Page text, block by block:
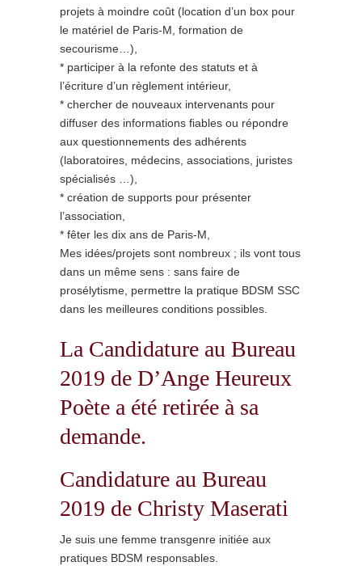
projets à moindre coût (location d’un box pour
le matériel de Paris-M, formation de
secourisme…),
* participer à la refonte des statuts et à
l’écriture d’un règlement intérieur,
* chercher de nouveaux intervenants pour
diffuser des informations fiables ou répondre
aux questionnements des adhérents
(laboratoires, médecins, associations, juristes
spécialisés …),
* création de supports pour présenter
l’association,
* fêter les dix ans de Paris-M,
Mes idées/projets sont nombreux ; ils vont tous
dans un même sens : sans faire de
prosélytisme, permettre la pratique BDSM SSC
dans les meilleures conditions possibles.
La Candidature au Bureau
2019 de D’Ange Heureux
Poète a été retirée à sa
demande.
Candidature au Bureau
2019 de Christy Maserati
Je suis une femme transgenre initiée aux
pratiques BDSM responsables.